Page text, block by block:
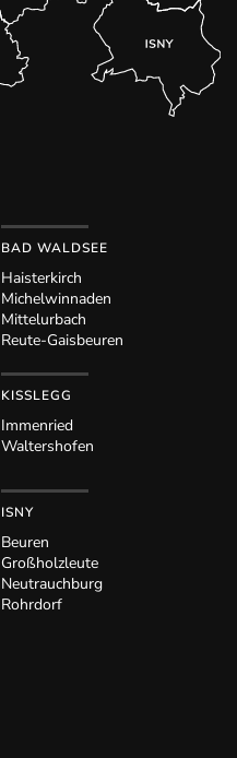
BAD WALDSEE
Haisterkirch
Michelwinnaden
Mittelurbach
Reute-Gaisbeuren
KISSLEGG
Immenried
Waltershofen
ISNY
Beuren
Großholzleute
Neutrauchburg
Rohrdorf